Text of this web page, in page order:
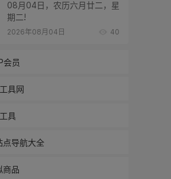
08月04日，农历六月廿二，星
期二!
2026年08月04日 40
会员
具网
具
点导航大全
商品